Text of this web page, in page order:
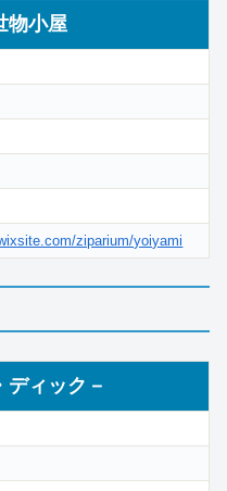
物小屋
ziparium/yoiyami
ディック－